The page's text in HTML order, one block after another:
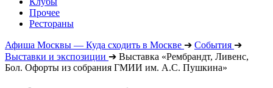
Прочее
Рестораны
Афиша Москвы — Куда сходить в Москве ➔ События ➔
Выставки и экспозиции ➔ Выставка «Рембрандт, Ливенс,
Бол. Офорты из собрания ГМИИ им. А.С. Пушкина»